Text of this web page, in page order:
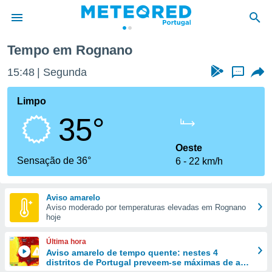
da
foi
fornecidas
a este
das
e
forma
digital
Tempo em Rognano
15:48 Segunda ...
Limpo
35°
Sensação de 36°
Oeste
6
22 km/h
Aviso amarelo
Aviso moderado por temperaturas elevadas em Rognano
hoje
Última hora
Aviso amarelo de tempo quente: nestes 4
distritos de Portugal preveem-se máximas de até